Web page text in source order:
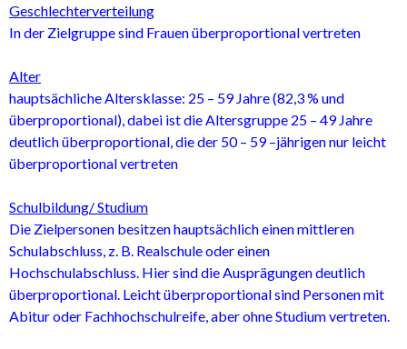
Geschlechterverteilung
In der Zielgruppe sind Frauen überproportional vertreten
Alter
hauptsächliche Altersklasse: 25 – 59 Jahre (82,3 % und
überproportional), dabei ist die Altersgruppe 25 – 49 Jahre
deutlich überproportional, die der 50 – 59 –jährigen nur leicht
überproportional vertreten
Schulbildung/ Studium
Die Zielpersonen besitzen hauptsächlich einen mittleren
Schulabschluss, z. B. Realschule oder einen
Hochschulabschluss. Hier sind die Ausprägungen deutlich
überproportional. Leicht überproportional sind Personen mit
Abitur oder Fachhochschulreife, aber ohne Studium vertreten.